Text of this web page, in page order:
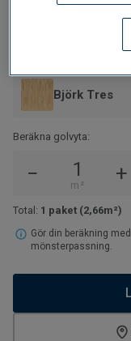
SEK/M²
Björk Tres
Beräkna golvyta:
− m² +
Total: 1 paket (2,66m²)
Gör din beräkning
mönsterpassning.